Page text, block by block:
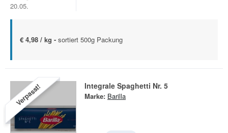
20.05.
€ 4,98 / kg - sortiert 500g Packung
Verpasst! Integrale Spaghetti Nr. 5
Marke: Barilla